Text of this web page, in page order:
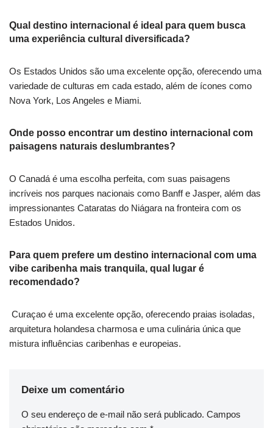
Qual destino internacional é ideal para quem busca
uma experiência cultural diversificada?
Os Estados Unidos são uma excelente opção, oferecendo uma
variedade de culturas em cada estado, além de ícones como
Nova York, Los Angeles e Miami.
Onde posso encontrar um destino internacional com
paisagens naturais deslumbrantes?
O Canadá é uma escolha perfeita, com suas paisagens
incríveis nos parques nacionais como Banff e Jasper, além das
impressionantes Cataratas do Niágara na fronteira com os
Estados Unidos.
Para quem prefere um destino internacional com uma
vibe caribenha mais tranquila, qual lugar é
recomendado?
Curaçao é uma excelente opção, oferecendo praias isoladas,
arquitetura holandesa charmosa e uma culinária única que
mistura influências caribenhas e europeias.
Deixe um comentário
O seu endereço de e-mail não será publicado. Campos